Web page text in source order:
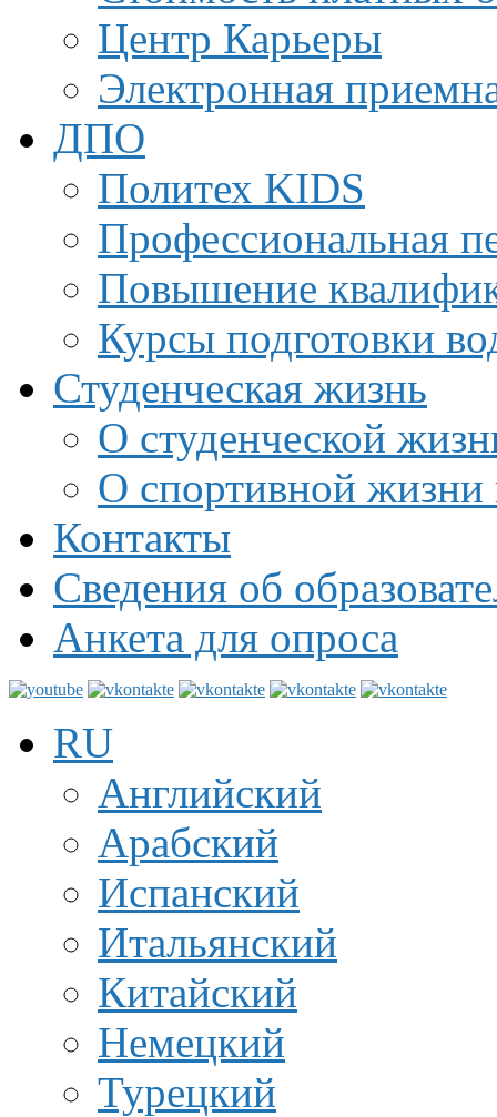
Центр Карьеры
Электронная
ДПО
Политех KIDS
Профессиональная
Повышение
Курсы подготовки
Студенческая жизнь
О студенческой
О спортивной жизни
Контакты
Сведения об
Анкета для опроса
RU
Английский
Арабский
Испанский
Итальянский
Китайский
Немецкий
Турецкий